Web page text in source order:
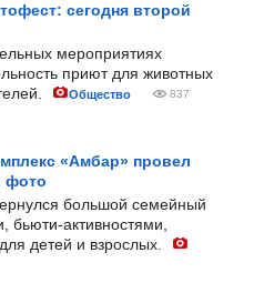
сегодня второй
мероприятиях
приют для животных
Общество 837
«Амбар» провел
фото
большой семейный
бьюти-активностями,
детей и взрослых.